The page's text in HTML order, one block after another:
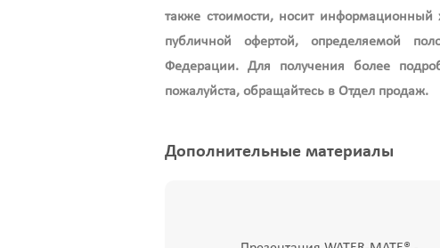
также стоимости, носит информационный
публичной офертой, определяемой
Федерации. Для получения более
пожалуйста, обращайтесь в Отдел продаж.
Дополнительные материалы